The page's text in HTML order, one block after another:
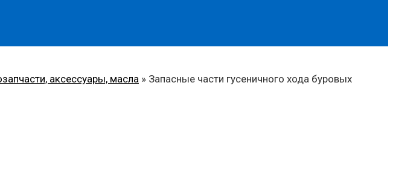
аксессуары, масла » Запасные части гусеничного хода буровых